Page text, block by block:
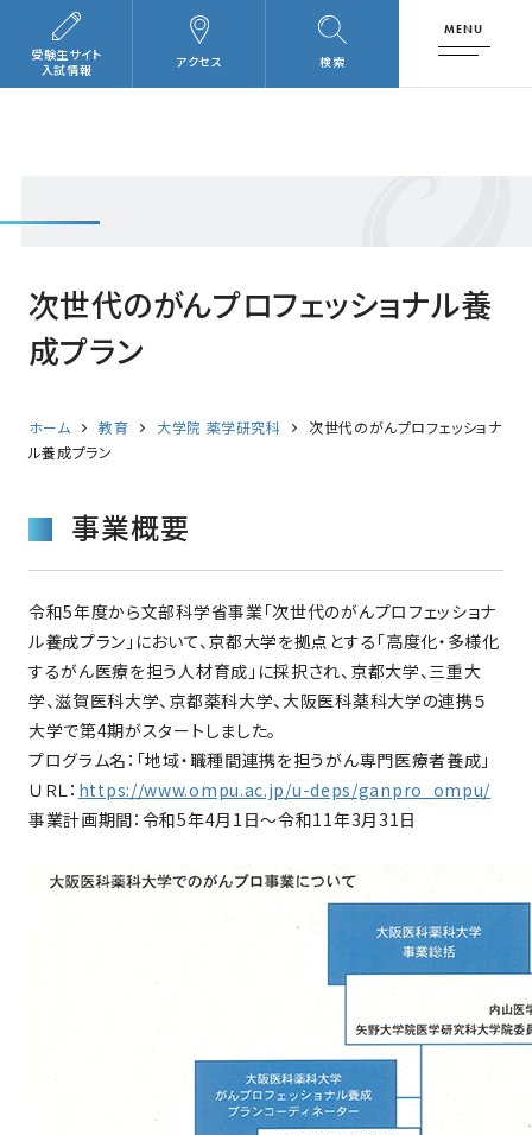
検索
アクセス
受験生サイト
入試情報
MENU
次世代のがんプロフェッショナル養
成プラン
ホーム 教育 大学院 薬学研究科
次世代のがんプロフェッショナ
ル養成プラン
事業概要
令和5年度から文部科学省事業「次世代のがんプロフェッショナ
ル養成プラン」において、京都大学を拠点とする「高度化・多様化
するがん医療を担う人材育成」に採択され、京都大学、三重大
学、滋賀医科大学、京都薬科大学、大阪医科薬科大学の連携５
大学で第4期がスタートしました。
プログラム名：「地域・職種間連携を担うがん専門医療者養成」
ＵＲＬ： https://www.ompu.ac.jp/u-deps/ganpro_ompu/
事業計画期間：令和5年4月1日～令和11年3月31日